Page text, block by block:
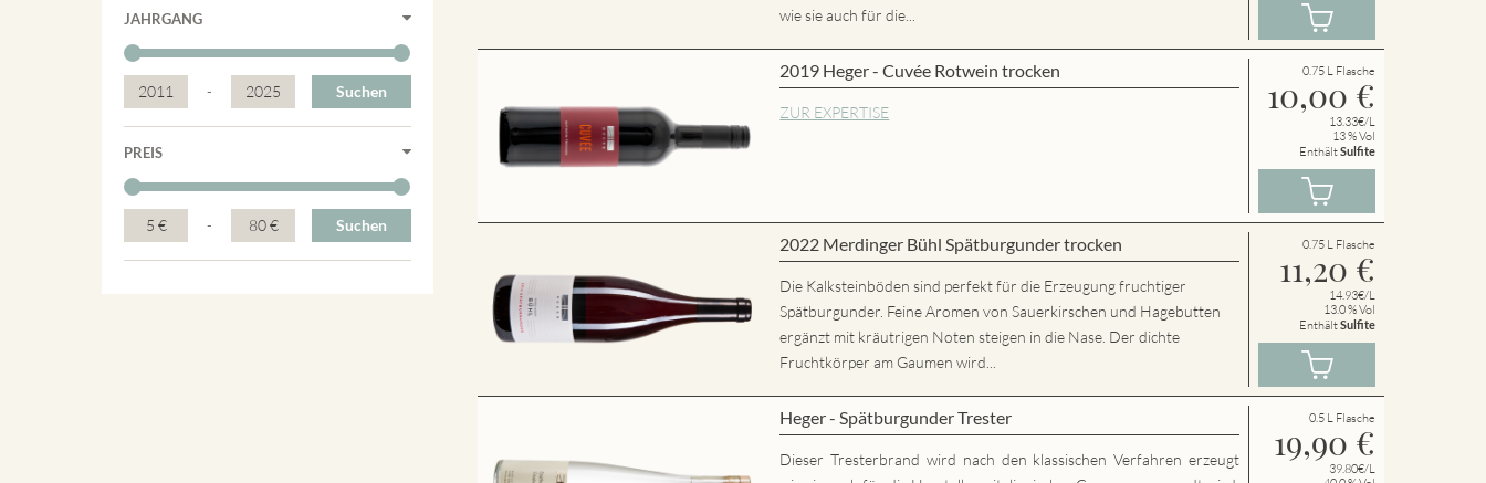
JAHRGANG
2011 - 2025 Suchen
PREIS
5 € - 80 € Suchen
wie sie auch für die...
2019 Heger - Cuvée Rotwein trocken
ZUR EXPERTISE
0.75 L Flasche
10,00 €
13.33€/L
13 % Vol
EnthältSulfite
2022 Merdinger Bühl Spätburgunder trocken
Die Kalksteinböden sind perfekt für die Erzeugung fruchtiger
Spätburgunder. Feine Aromen von Sauerkirschen und Hagebutten
ergänzt mit kräutrigen Noten steigen in die Nase. Der dichte
Fruchtkörper am Gaumen wird...
0.75 L Flasche
11,20 €
14.93€/L
13.0 % Vol
EnthältSulfite
Heger - Spätburgunder Trester
Dieser Tresterbrand wird nach den klassischen Verfahren erzeugt
0.5 L Flasche
19,90 €
39.80€/L